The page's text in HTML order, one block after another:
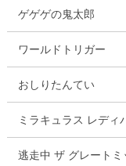
ゲゲゲの鬼太郎
ワールドトリガー
おしりたんてい
ミラキュラス レディ
逃走中 ザ グレートミ